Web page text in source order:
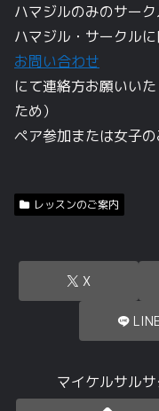
ハマジルのみのサー
ハマジル・サークル
お問い合わせ
にて連絡方お願いい
ため）
ペア参加または女子
レッスンのご案内
X
LINE
マイケルサル